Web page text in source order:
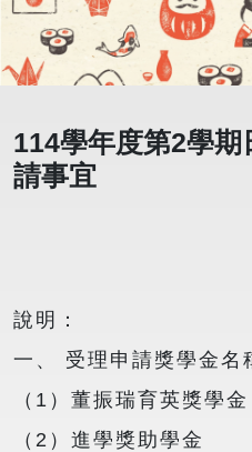
114學年度第2學期
請事宜
說明：
一、 受理申請獎學金名
（1）董振瑞育英獎學金
（2）進學獎助學金